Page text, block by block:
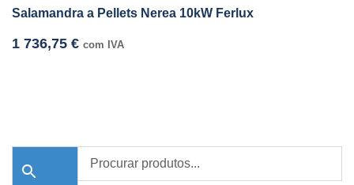
Salamandra a Pellets Nerea 10kW Ferlux
1 736,75 € com IVA